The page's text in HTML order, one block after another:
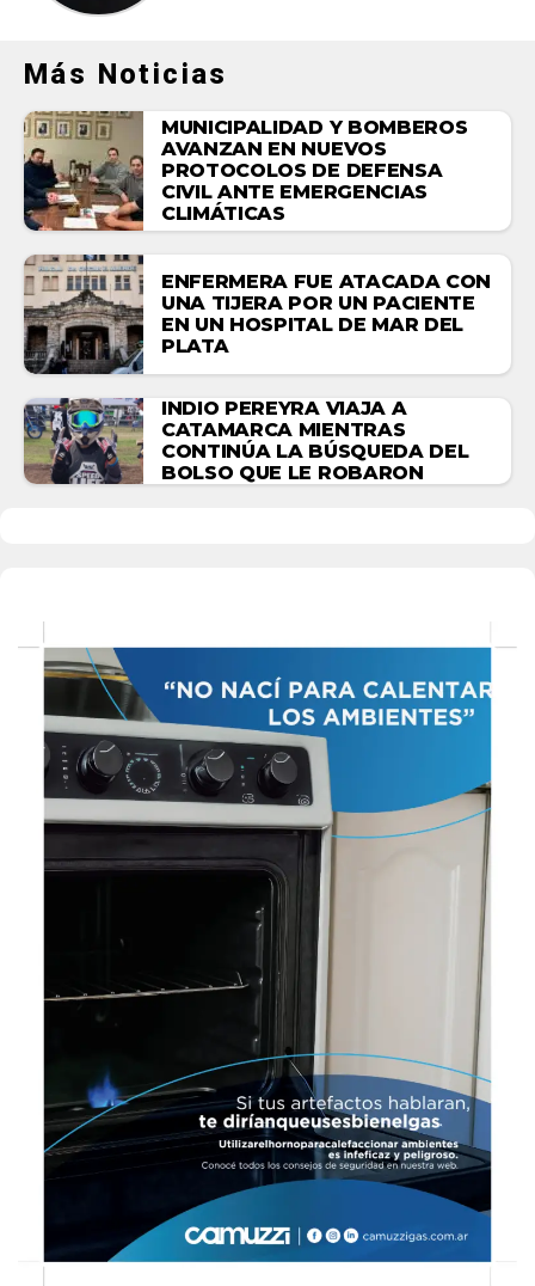
Más Noticias
MUNICIPALIDAD Y BOMBEROS
AVANZAN EN NUEVOS
PROTOCOLOS DE DEFENSA
CIVIL ANTE EMERGENCIAS
CLIMÁTICAS
ENFERMERA FUE ATACADA CON
UNA TIJERA POR UN PACIENTE
EN UN HOSPITAL DE MAR DEL
PLATA
INDIO PEREYRA VIAJA A
CATAMARCA MIENTRAS
CONTINÚA LA BÚSQUEDA DEL
BOLSO QUE LE ROBARON